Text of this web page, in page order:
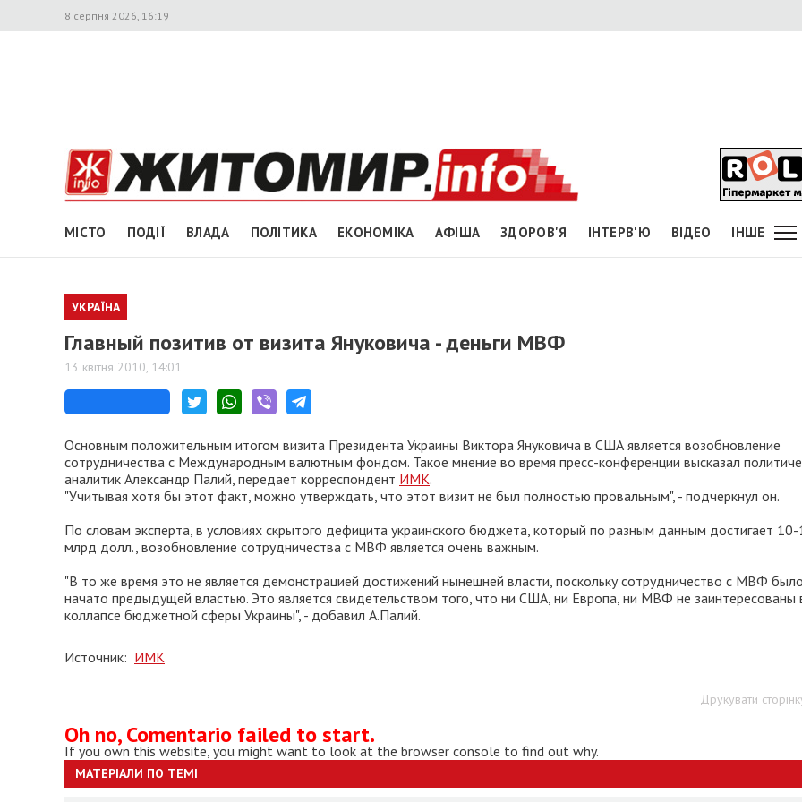
8 серпня 2026, 16:19
МІСТО ПОДІЇ ВЛАДА ПОЛІТИКА ЕКОНОМІКА АФІША ЗДОРОВ'Я ІНТЕРВ'Ю ВІДЕО ІНШЕ
УКРАЇНА
Главный позитив от визита Януковича - деньги МВФ
13 квітня 2010, 14:01
Основным положительным итогом визита Президента Украины Виктора Януковича в США является возобновление
сотрудничества с Международным валютным фондом. Такое мнение во время пресс-конференции высказал
аналитик Александр Палий, передает корреспондент ИМК.
"Учитывая хотя бы этот факт, можно утверждать, что этот визит не был полностью провальным", - подчеркнул он.
По словам эксперта, в условиях скрытого дефицита украинского бюджета, который по разным данным достигает 10-
млрд долл., возобновление сотрудничества с МВФ является очень важным.
"В то же время это не является демонстрацией достижений нынешней власти, поскольку сотрудничество с МВФ было
начато предыдущей властью. Это является свидетельством того, что ни США, ни Европа, ни МВФ не заинтересованы
коллапсе бюджетной сферы Украины", - добавил А.Палий.
Источник: ИМК
Друкувати
Oh no, Comentario failed to start.
If you own this website, you might want to look at the browser console to find out why.
МАТЕРІАЛИ ПО ТЕМІ